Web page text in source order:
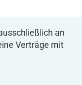
an
Verträge mit